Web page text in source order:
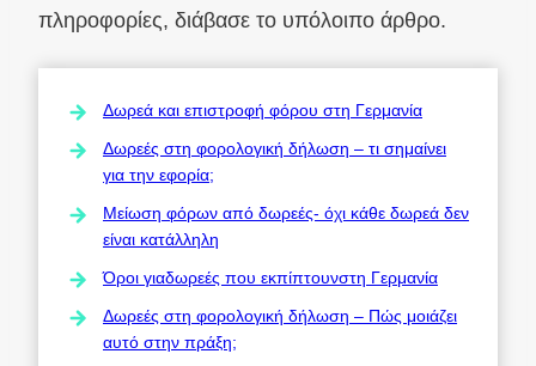
πληροφορίες, διάβασε το υπόλοιπο άρθρο.
Δωρεά και επιστροφή φόρου στη Γερμανία
Δωρεές στη φορολογική δήλωση – τι σημαίνει
για την εφορία;
Μείωση φόρων από δωρεές- όχι κάθε δωρεά δεν
είναι κατάλληλη
Όροι γιαδωρεές που εκπίπτουνστη Γερμανία
Δωρεές στη φορολογική δήλωση – Πώς μοιάζει
αυτό στην πράξη;